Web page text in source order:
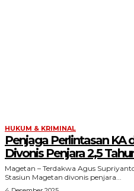
HUKUM & KRIMINAL
Penjaga Perlintasan KA
Divonis Penjara 2,5
Magetan – Terdakwa Agus
Stasiun Magetan divonis penjara...